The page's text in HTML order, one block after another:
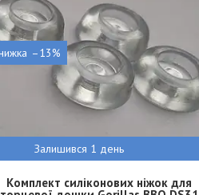
–13%
Залишився 1 день
Комплект силіконових ніжок для